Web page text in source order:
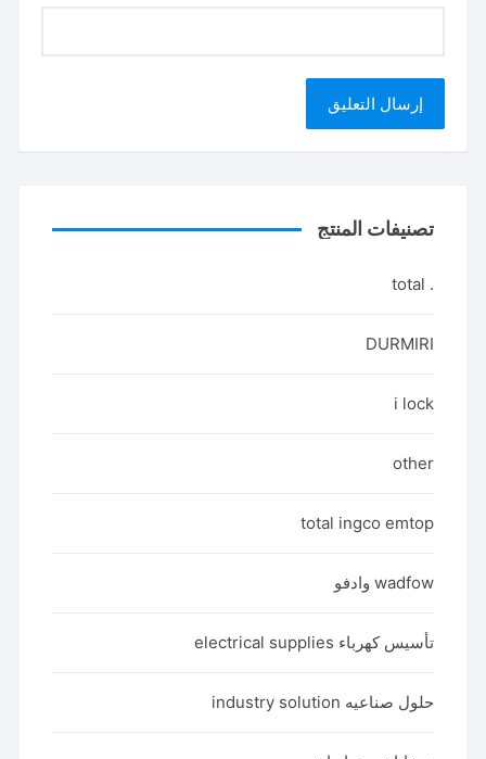
تصنيفات المنتج
. total
DURMIRI
i lock
other
total ingco emtop
wadfow وادفو
تأسيس كهرباء electrical supplies
حلول صناعيه industry solution